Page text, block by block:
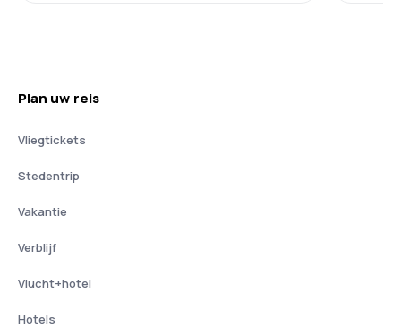
Plan uw reis
Vliegtickets
Stedentrip
Vakantie
Verblijf
Vlucht+hotel
Hotels